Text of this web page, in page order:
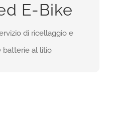
E-Bike
di ricellaggio e
batterie al litio
batterie al litio
DI PIU’